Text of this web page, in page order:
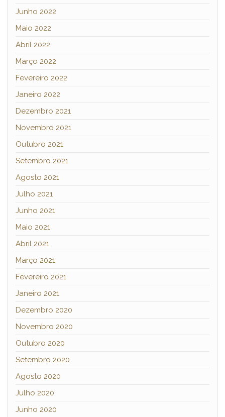
Junho 2022
Maio 2022
Abril 2022
Março 2022
Fevereiro 2022
Janeiro 2022
Dezembro 2021
Novembro 2021
Outubro 2021
Setembro 2021
Agosto 2021
Julho 2021
Junho 2021
Maio 2021
Abril 2021
Março 2021
Fevereiro 2021
Janeiro 2021
Dezembro 2020
Novembro 2020
Outubro 2020
Setembro 2020
Agosto 2020
Julho 2020
Junho 2020